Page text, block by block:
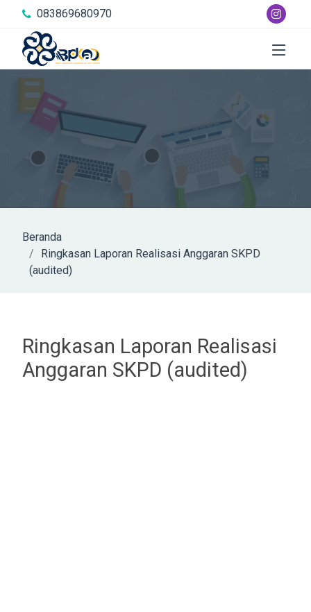
083869680970
Beranda
Ringkasan Laporan Realisasi Anggaran SKPD
(audited)
Ringkasan Laporan Realisasi
Anggaran SKPD (audited)